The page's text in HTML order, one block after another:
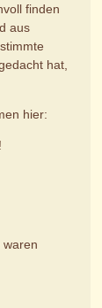
finden
aus
hat,
hier:
waren